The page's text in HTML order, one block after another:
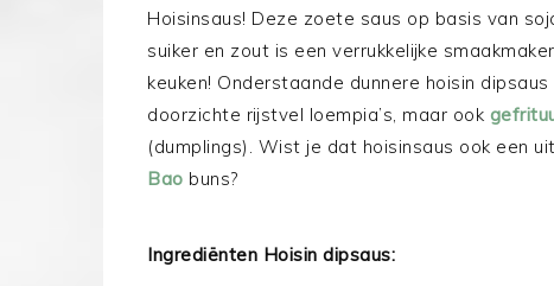
Hoisinsaus! Deze zoete saus op basis van
suiker en zout is een verrukkelijke
keuken! Onderstaande dunnere hoisin
doorzichte rijstvel loempia’s, maar ook
(dumplings). Wist je dat hoisinsaus ook een
Bao buns?
Ingrediënten Hoisin dipsaus: